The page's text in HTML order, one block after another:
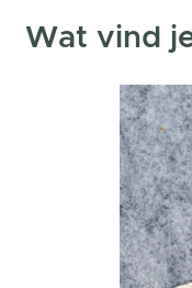
Wat vind